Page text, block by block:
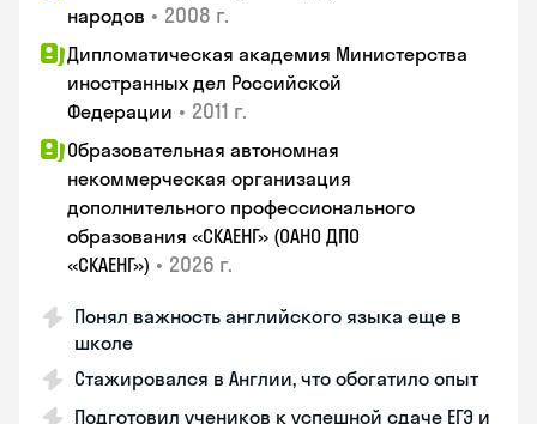
народов • 2008 г.
Дипломатическая академия Министерства
иностранных дел Российской
Федерации • 2011 г.
Образовательная автономная
некоммерческая организация
дополнительного профессионального
образования «СКАЕНГ» (ОАНО ДПО
«СКАЕНГ») • 2026 г.
Понял важность английского языка еще в
школе
Стажировался в Англии, что обогатило опыт
Подготовил учеников к успешной сдаче ЕГЭ и